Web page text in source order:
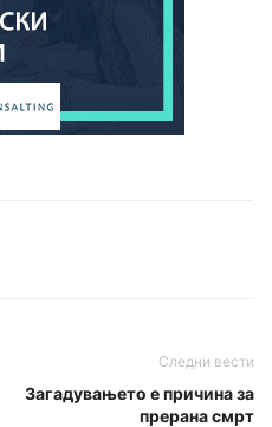
Следни вести
Загадувањето е причина за
прерана смрт